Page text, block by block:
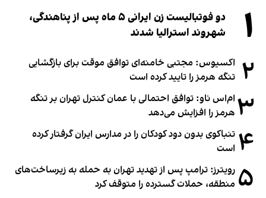
۱
دو فوتبالیست زن ایرانی ۵ ماه پس از پناهندگی،
شهروند استرالیا شدند
۲ اکسیوس: مجتبی خامنه‌ای توافق موقت برای بازگشایی
تنگه هرمز را تایید کرده است
۳ ام‌اس ناو: توافق احتمالی با عمان کنترل تهران بر تنگه
هرمز را افزایش می‌دهد
۴ تنباکوی بدون دود کودکان را در مدارس ایران گرفتار کرده
است
۵ رویترز: ترامپ پس از تهدید تهران به حمله به زیرساخت‌های
منطقه، حملات گسترده را متوقف کرد